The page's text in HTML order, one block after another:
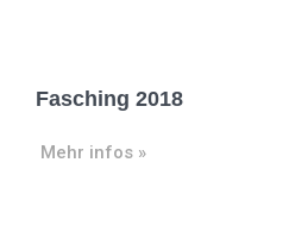
Fasching 2018
Mehr infos »